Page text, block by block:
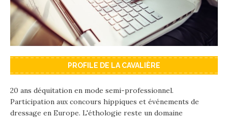
PROFILE DE LA CAVALIÈRE
20 ans déquitation en mode semi-professionnel.
Participation aux concours hippiques et événements de
dressage en Europe. L'éthologie reste un domaine